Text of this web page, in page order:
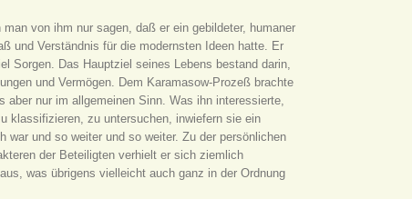
von ihm nur sagen, daß er ein gebildeter, humaner
und Verständnis für die modernsten Ideen hatte. Er
Sorgen. Das Hauptziel seines Lebens bestand darin,
und Vermögen. Dem Karamasow-Prozeß brachte
nur im allgemeinen Sinn. Was ihn interessierte,
klassifizieren, zu untersuchen, inwiefern sie ein
und so weiter und so weiter. Zu der persönlichen
der Beteiligten verhielt er sich ziemlich
was übrigens vielleicht auch ganz in der Ordnung